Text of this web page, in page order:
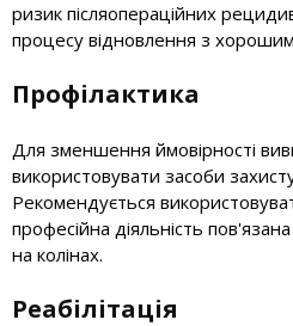
ризик післяопераційних
процесу відновлення з
Профілактика
Для зменшення ймовірності
використовувати засоби
Рекомендується
професійна діяльність
на колінах.
Реабілітація